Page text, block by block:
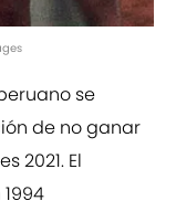
se
de no ganar
2021. El